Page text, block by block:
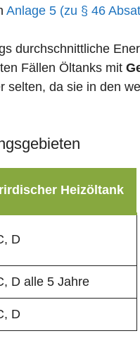
Anlage 5 (zu § 46
durchschnittliche
Fällen Öltanks mit
da sie in den
Heizöltank
D
D alle 5 Jahre
D